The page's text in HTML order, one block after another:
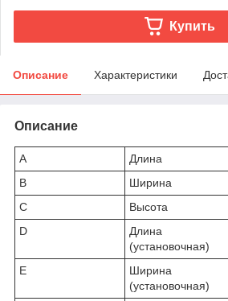
Купить
Описание Характеристики
Описание
A Длина
B
Ширина
C
Высота
D
Длина
(установочная)
E
Ширина
(установочная)